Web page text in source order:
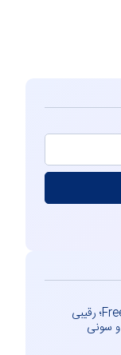
بررسی هواوی FreeBuds Pro 5؛ رقیبی